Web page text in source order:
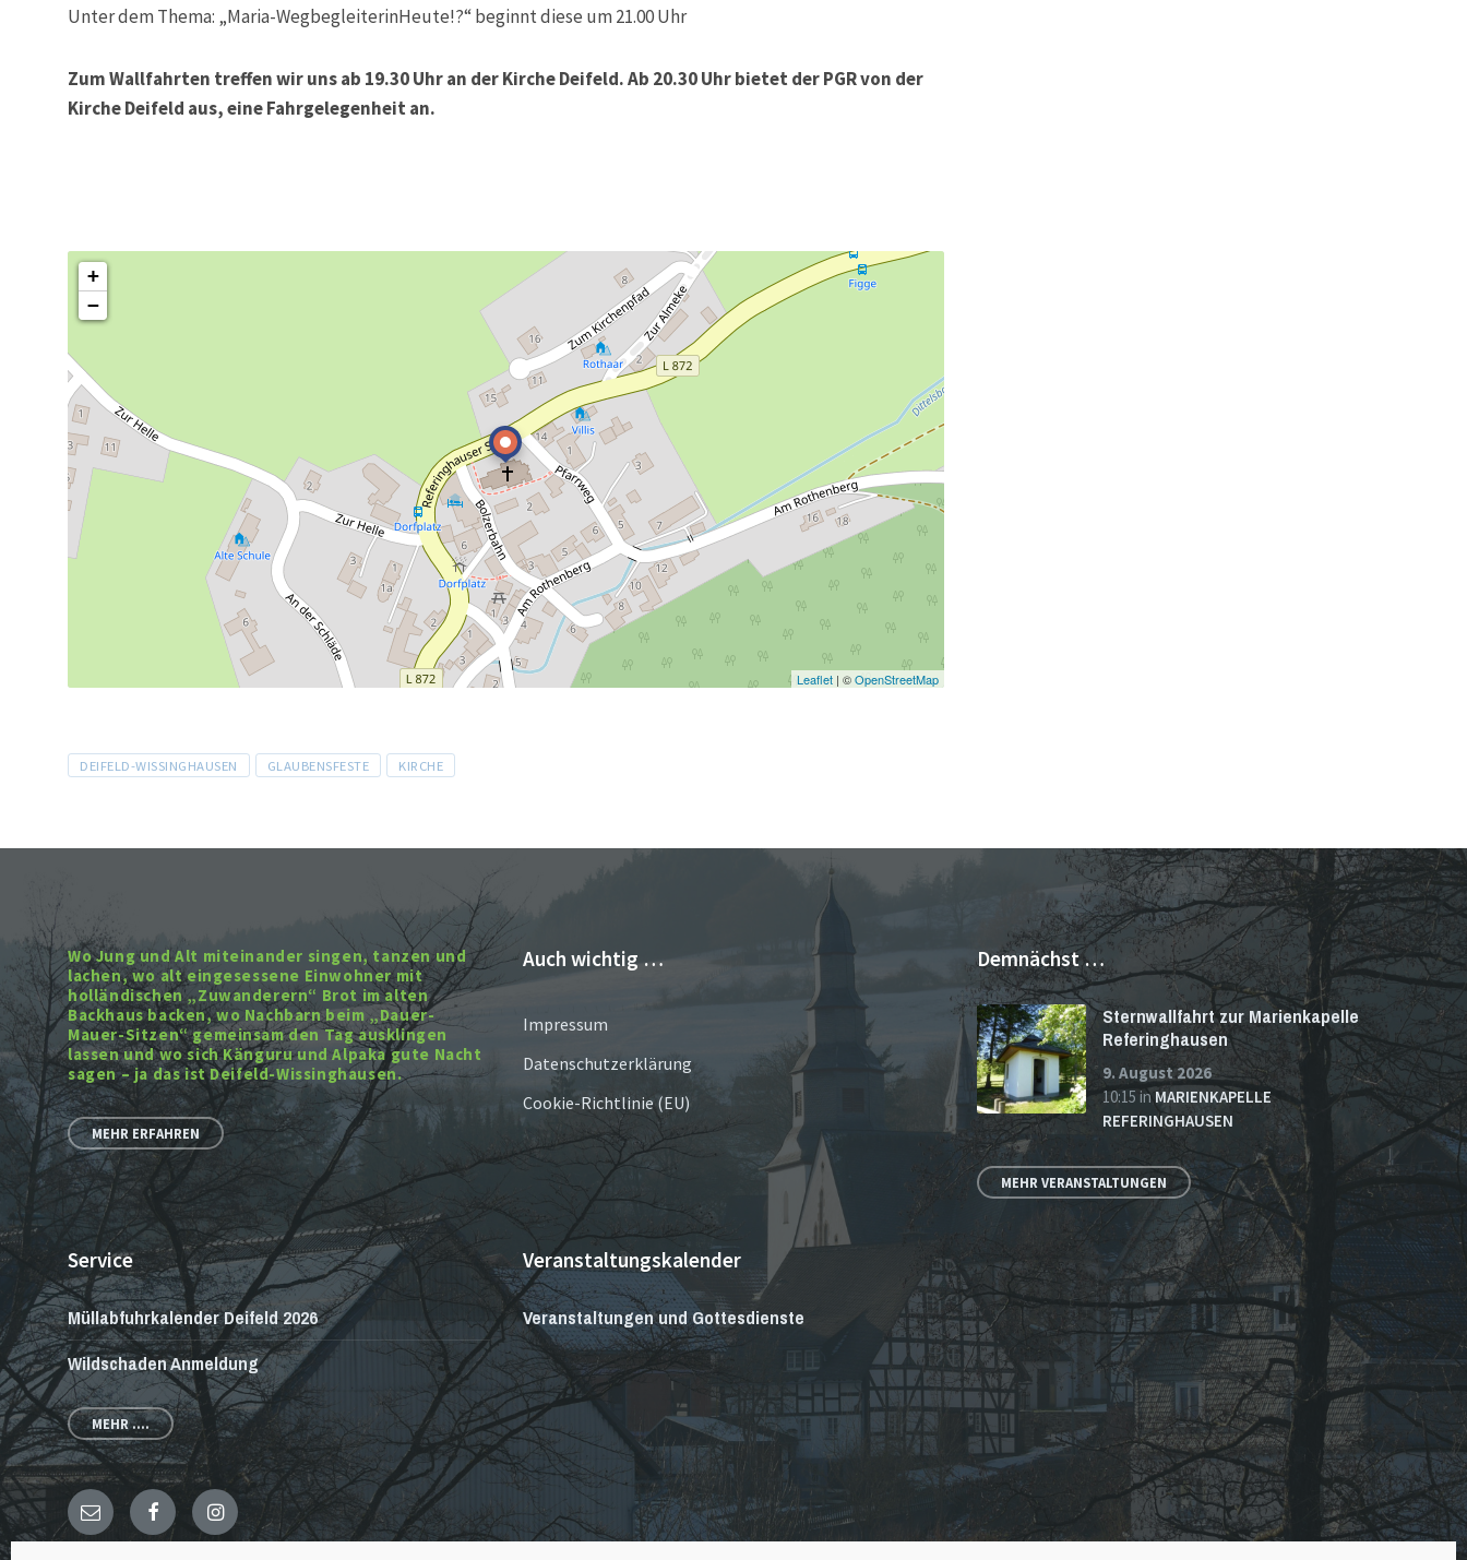
Unter dem Thema: „Maria-WegbegleiterinHeute!?“ beginnt diese um 21.00 Uhr
Zum Wallfahrten treffen wir uns ab 19.30 Uhr an der Kirche Deifeld. Ab 20.30 Uhr bietet der PGR von der
Kirche Deifeld aus, eine Fahrgelegenheit an.
+
−
Leaflet | ©OpenStreetMap
Tags
DEIFELD-WISSINGHAUSEN GLAUBENSFESTE KIRCHE
Wo Jung und Alt miteinander singen, tanzen und
lachen, wo alt eingesessene Einwohner mit
holländischen „Zuwanderern“ Brot im alten
Backhaus backen, wo Nachbarn beim „Dauer-
Mauer-Sitzen“ gemeinsam den Tag ausklingen
lassen und wo sich Känguru und Alpaka gute Nacht
sagen – ja das ist Deifeld-Wissinghausen.
MEHR ERFAHREN
Auch wichtig …
Impressum
Datenschutzerklärung
Cookie-Richtlinie (EU)
Demnächst …
Sternwallfahrt zur Marienkapelle
Referinghausen
9. August 2026
10:15inMARIENKAPELLE
REFERINGHAUSEN
MEHR VERANSTALTUNGEN
Service
Müllabfuhrkalender Deifeld 2026
Wildschaden Anmeldung
MEHR ....
Veranstaltungskalender
Veranstaltungen und Gottesdienste
E- FacebookInstagram